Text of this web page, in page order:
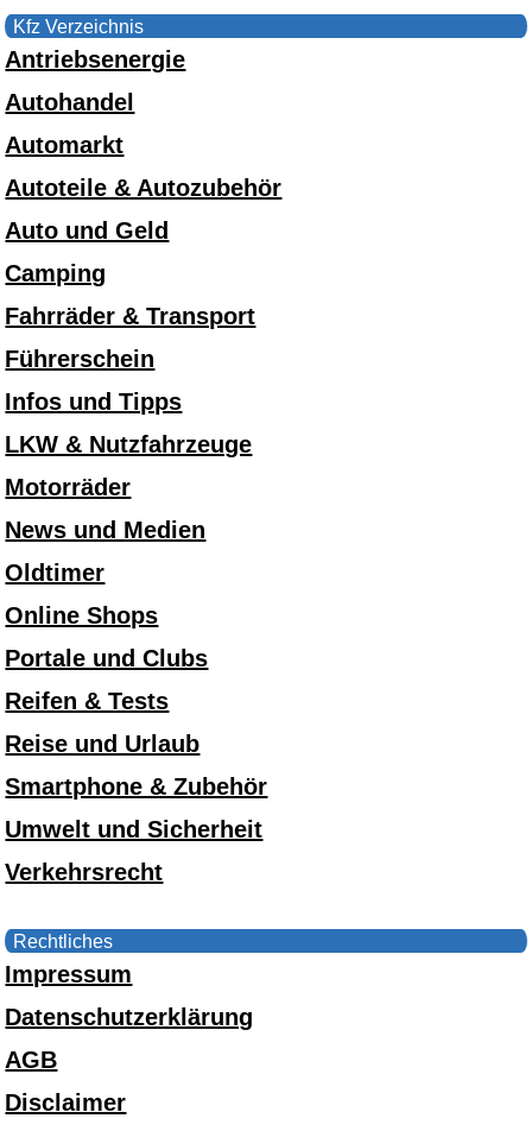
Kfz Verzeichnis
Antriebsenergie
Autohandel
Automarkt
Autoteile & Autozubehör
Auto und Geld
Camping
Fahrräder & Transport
Führerschein
Infos und Tipps
LKW & Nutzfahrzeuge
Motorräder
News und Medien
Oldtimer
Online Shops
Portale und Clubs
Reifen & Tests
Reise und Urlaub
Smartphone & Zubehör
Umwelt und Sicherheit
Verkehrsrecht
Rechtliches
Impressum
Datenschutzerklärung
AGB
Disclaimer